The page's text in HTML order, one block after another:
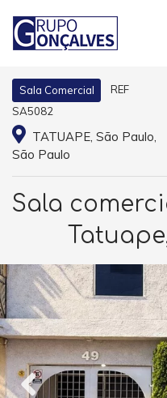
Sala Comercial
REF
SA5082
TATUAPE, São Paulo,
São Paulo
Sala